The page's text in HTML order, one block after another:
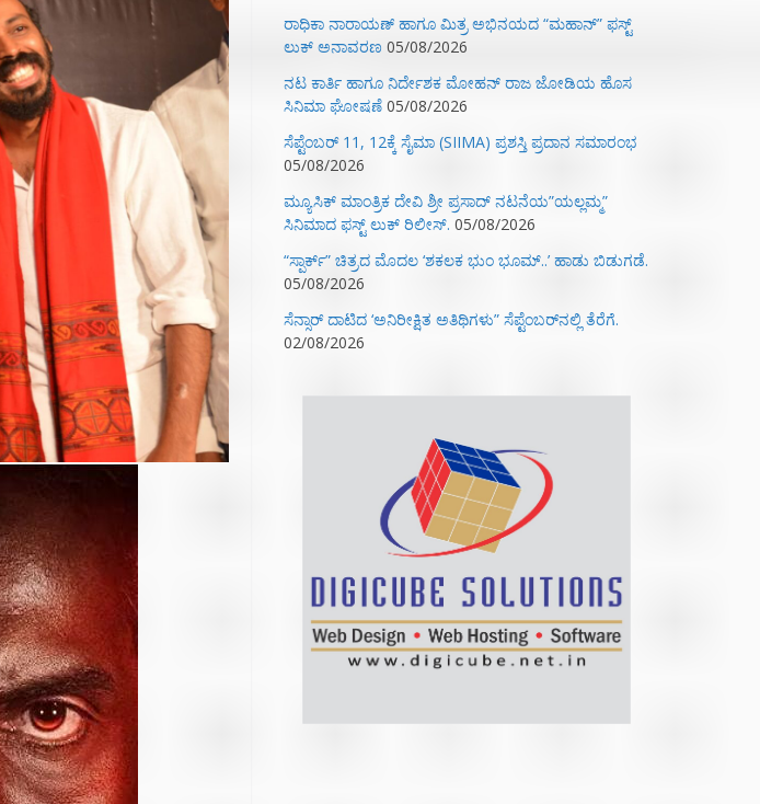
ರಾಧಿಕಾ ನಾರಾಯಣ್ ಹಾಗೂ ಮಿತ್ರ ಅಭಿನಯದ “ಮಹಾನ್” ಫಸ್ಟ್
ಲುಕ್ ಅನಾವರಣ 05/08/2026
ನಟ ಕಾರ್ತಿ ಹಾಗೂ ನಿರ್ದೇಶಕ ಮೋಹನ್ ರಾಜ ಜೋಡಿಯ ಹೊಸ
ಸಿನಿಮಾ ಘೋಷಣೆ 05/08/2026
ಸೆಪ್ಟೆಂಬರ್ 11, 12ಕ್ಕೆ ಸೈಮಾ (SIIMA) ಪ್ರಶಸ್ತಿ ಪ್ರದಾನ ಸಮಾರಂಭ
05/08/2026
ಮ್ಯೂಸಿಕ್‌ ಮಾಂತ್ರಿಕ ದೇವಿ ಶ್ರೀ ಪ್ರಸಾದ್ ನಟನೆಯ”ಯಲ್ಲಮ್ಮ”
ಸಿನಿಮಾದ ಫಸ್ಟ್‌ ಲುಕ್‌ ರಿಲೀಸ್. 05/08/2026
“ಸ್ಪಾರ್ಕ್” ಚಿತ್ರದ ಮೊದಲ‌ ‘ಶಕಲಕ ಭುಂ‌ ಭೂಮ್..’ ಹಾಡು ಬಿಡುಗಡೆ.
05/08/2026
ಸೆನ್ಸಾರ್ ದಾಟಿದ ‘ಅನಿರೀಕ್ಷಿತ ಅತಿಥಿಗಳು” ಸೆಪ್ಟೆಂಬರ್‌ನಲ್ಲಿ ತೆರೆಗೆ.
02/08/2026